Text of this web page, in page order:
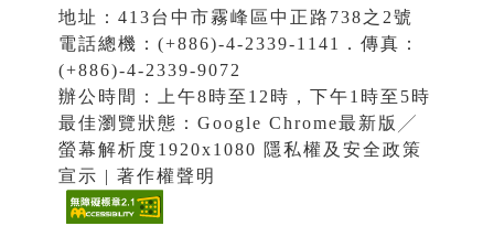
地址：413台中市霧峰區中正路738之2號
電話總機：(+886)-4-2339-1141．傳真：
(+886)-4-2339-9072
辦公時間：上午8時至12時，下午1時至5時
最佳瀏覽狀態：Google Chrome最新版╱
螢幕解析度1920x1080 隱私權及安全政策
宣示 | 著作權聲明